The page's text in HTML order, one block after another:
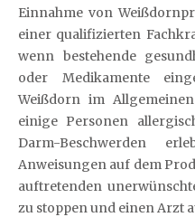
Einnahme von
einer qualifizierten
wenn bestehende
oder Medikamente
Weißdorn im
einige Personen
Darm-Beschwerden
Anweisungen auf dem
auftretenden
zu stoppen und einen Arzt